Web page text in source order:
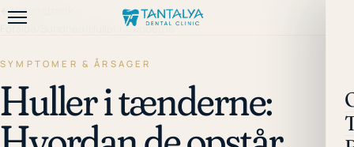
←Vidensbank
Forside Huller i Tænderne
SYMPTOMER & ÅRSAGER
Huller i tænderne: